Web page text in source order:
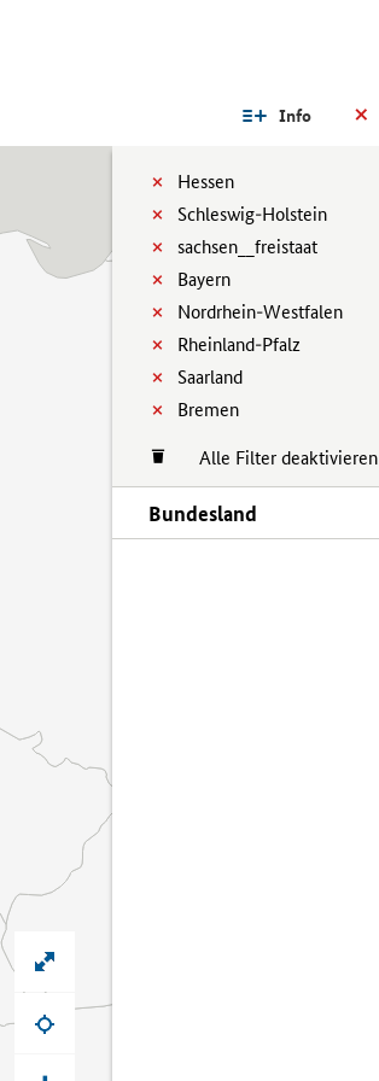
Info
Hessen
Schleswig-Holstein
sachsen__freistaat
Bayern
Nordrhein-Westfalen
Rheinland-Pfalz
Saarland
Bremen
Alle Filter deaktivieren
Bundesland